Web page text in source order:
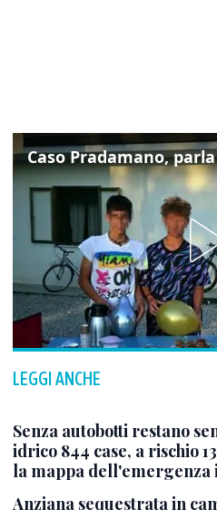
LEGGI ANCHE
Senza autobotti restano
idrico 844 case, a rischio
la mappa
Anziana sequestrata in